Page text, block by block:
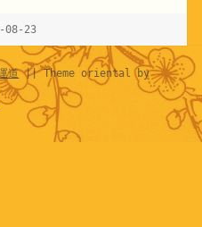
08-23
道|| Theme oriental by